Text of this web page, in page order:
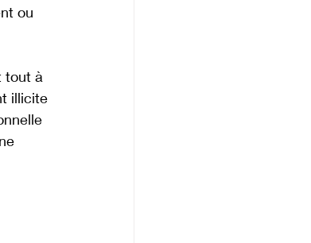
ou
tout à
illicite